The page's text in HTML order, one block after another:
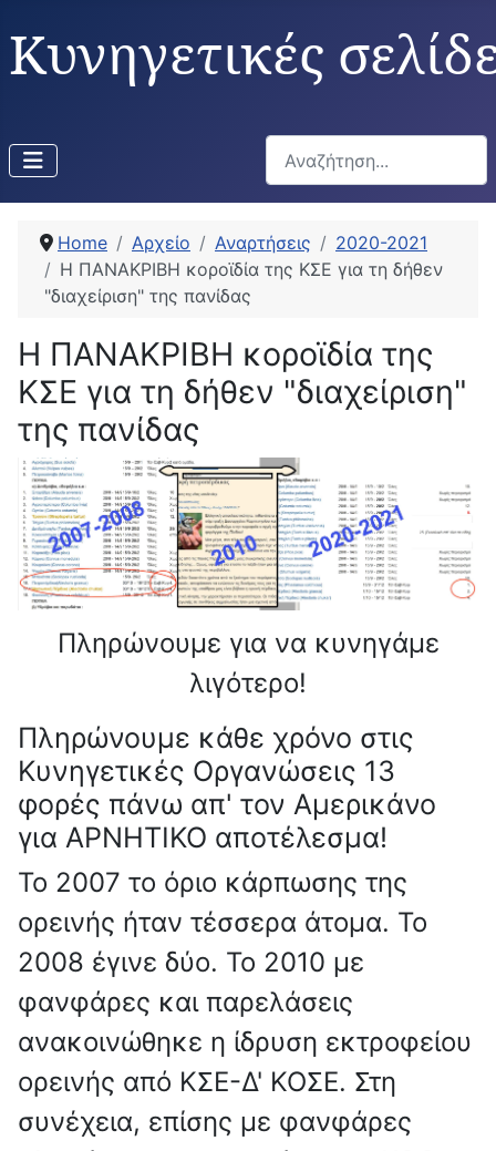
Κυνηγετικές
Αναζήτηση...
Home Αρχείο Αναρτήσεις
2020-2021
Η ΠΑΝΑΚΡΙΒΗ κοροϊδία της ΚΣΕ για τη δήθεν
"διαχείριση" της πανίδας
Η ΠΑΝΑΚΡΙΒΗ κοροϊδία της
ΚΣΕ για τη δήθεν "διαχείριση"
της πανίδας
Πληρώνουμε για να κυνηγάμε
λιγότερο!
Πληρώνουμε κάθε χρόνο στις
Κυνηγετικές Οργανώσεις 13
φορές πάνω απ' τον Αμερικάνο
για ΑΡΝΗΤΙΚΟ αποτέλεσμα!
Το 2007 το όριο κάρπωσης της
ορεινής ήταν τέσσερα άτομα. Το
2008 έγινε δύο. Το 2010 με
φανφάρες και παρελάσεις
ανακοινώθηκε η ίδρυση εκτροφείου
ορεινής από ΚΣΕ-Δ' ΚΟΣΕ. Στη
συνέχεια, επίσης με φανφάρες